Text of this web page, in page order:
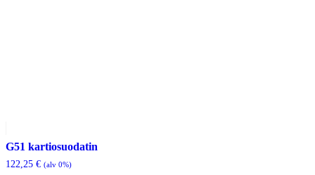
G51 kartiosuodatin
122,25 € (alv 0%)